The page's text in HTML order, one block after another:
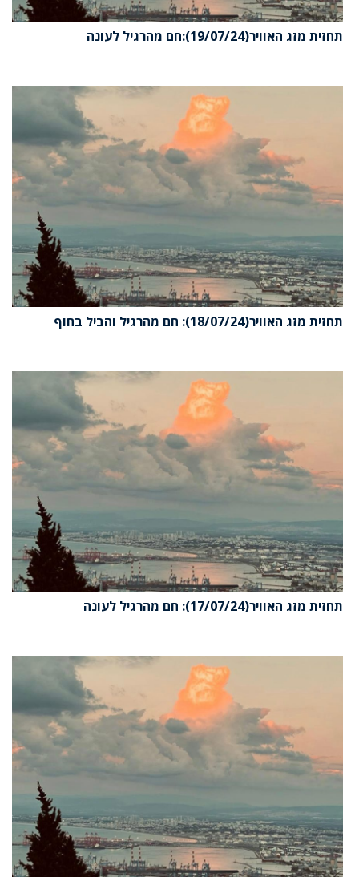
תחזית מזג האוויר(19/07/24):חם מהרגיל לעונה
תחזית מזג האוויר(18/07/24): חם מהרגיל והביל בחוף
תחזית מזג האוויר(17/07/24): חם מהרגיל לעונה